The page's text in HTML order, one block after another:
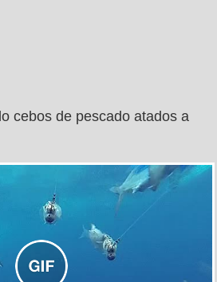
cebos de pescado atados a